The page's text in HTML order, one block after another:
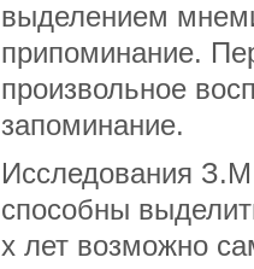
выделением
припоминание.
произвольное
запоминание.
Исследования
способны
х лет возможно